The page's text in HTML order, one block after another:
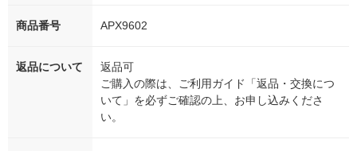
商品番号 APX9602
返品について
返品可
ご購入の際は、ご利用ガイド「返品・交換につ
いて」を必ずご確認の上、お申し込みくださ
い。